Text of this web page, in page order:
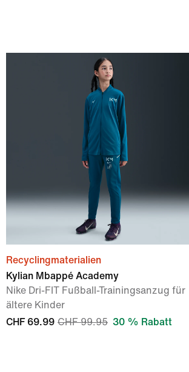
Recyclingmaterialien
Kylian Mbappé Academy
Nike Dri-FIT Fußball-Trainingsanzug für
ältere Kinder
CHF 69.99 CHF 99.95 30 % Rabatt